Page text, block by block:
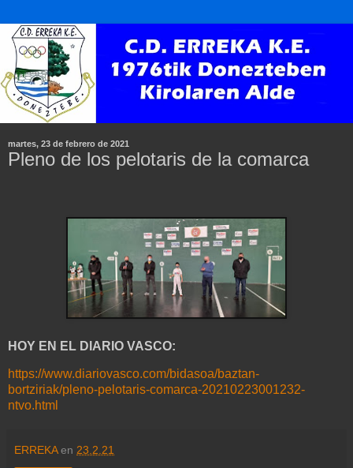
martes, 23 de febrero de 2021
Pleno de los pelotaris de la comarca
HOY EN EL DIARIO VASCO:
https://www.diariovasco.com/bidasoa/baztan-
bortziriak/pleno-pelotaris-comarca-20210223001232-
ntvo.html
ERREKA en 23.2.21